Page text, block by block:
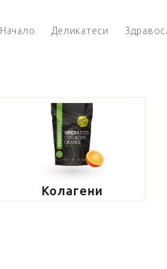
Начало Деликатеси
Колагени